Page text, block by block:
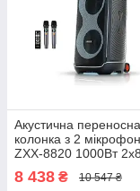
Акустична переносна
колонка з 2
ZXX-8820 1000Вт
TWS/FM/USB/TF/BT/
ДК/2MIC
8 438 ₴ 10 547 ₴